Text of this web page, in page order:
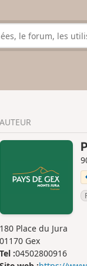
AUTEUR
180 Place du Jura
01170 Gex
Tel :04502800916